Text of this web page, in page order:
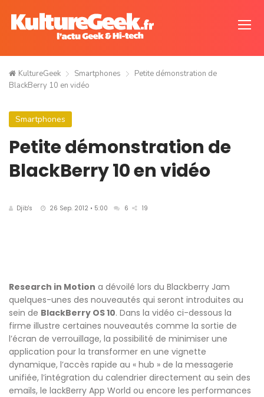
KultureGeek Smartphones
Petite démonstration de
BlackBerry 10 en vidéo
Smartphones
Petite démonstration de
BlackBerry 10 en vidéo
Djib's 26 Sep. 2012 • 5:00 6 19
Research in Motion a dévoilé lors du Blackberry Jam
quelques-unes des nouveautés qui seront introduites au
sein de BlackBerry OS 10. Dans la vidéo ci-dessous la
firme illustre certaines nouveautés comme la sortie de
l’écran de verrouillage, la possibilité de minimiser une
application pour la transformer en une vignette
dynamique, l’accès rapide au « hub » de la messagerie
unifiée, l’intégration du calendrier directement au sein des
emails, le lackBerry App World ou encore les performances